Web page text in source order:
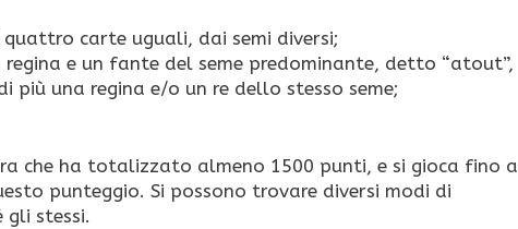
carte uguali, dai semi diversi;
regina e un fante del seme predominante, detto “atout”,
più una regina e/o un re dello stesso seme;
che ha totalizzato almeno 1500 punti, e si gioca fino a
punteggio. Si possono trovare diversi modi di
gli stessi.